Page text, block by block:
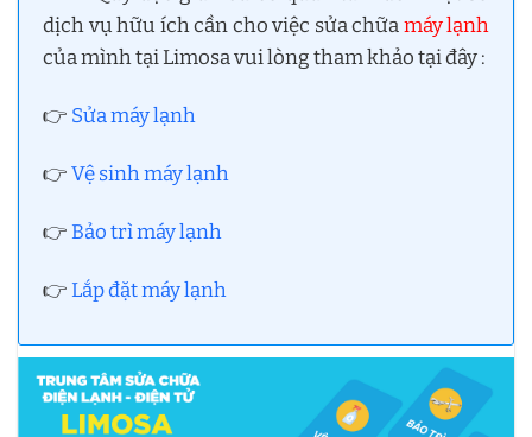
dịch vụ hữu ích cần cho việc sửa chữamáy lạnh
của mình tại Limosa vui lòng tham khảo tại đây :
👉 Sửa máy lạnh
👉Vệ sinh máy lạnh
👉Bảo trì máy lạnh
👉Lắp đặt máy lạnh